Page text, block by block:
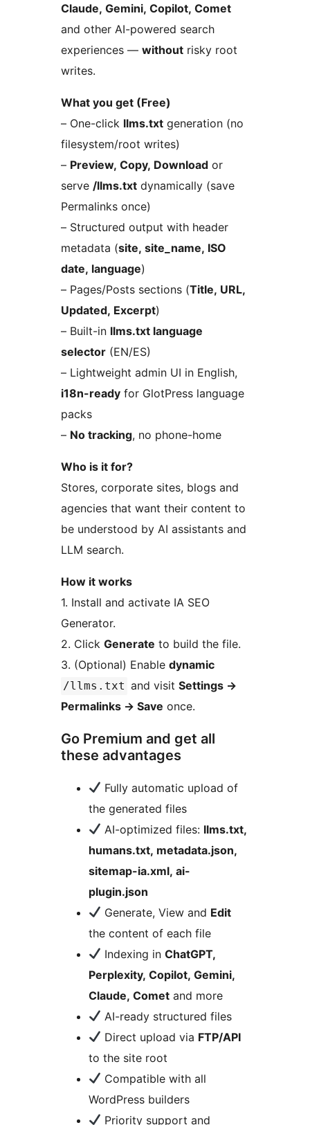
Claude, Gemini, Copilot, Comet
and other AI-powered search
experiences — without risky root
writes.
What you get (Free)
– One-click llms.txt generation (no
filesystem/root writes)
– Preview, Copy, Download or
serve /llms.txt dynamically (save
Permalinks once)
– Structured output with header
metadata (site, site_name, ISO
date, language)
– Pages/Posts sections (Title, URL,
Updated, Excerpt)
– Built-in llms.txt language
selector (EN/ES)
– Lightweight admin UI in English,
i18n-ready for GlotPress language
packs
– No tracking, no phone-home
Who is it for?
Stores, corporate sites, blogs and
agencies that want their content to
be understood by AI assistants and
LLM search.
How it works
1. Install and activate IA SEO
Generator.
2. Click Generate to build the file.
3. (Optional) Enable dynamic
/llms.txt and visit Settings →
Permalinks → Save once.
Go Premium and get all
these advantages
Fully automatic upload of
the generated files
AI-optimized files: llms.txt,
humans.txt, metadata.json,
sitemap-ia.xml, ai-
plugin.json
Generate, View and Edit
the content of each file
Indexing inChatGPT,
Perplexity, Copilot, Gemini,
Claude, Comet and more
AI-ready structured files
Direct upload via FTP/API
to the site root
Compatible with all
WordPress builders
Priority support and